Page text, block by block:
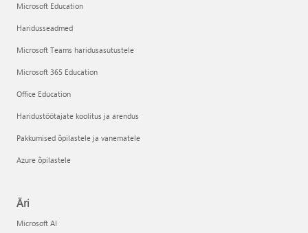
Microsoft Education
Haridusseadmed
Microsoft Teams haridusasutustele
Microsoft 365 Education
Office Education
Haridustöötajate koolitus ja arendus
Pakkumised õpilastele ja vanematele
Azure õpilastele
Äri
Microsoft AI